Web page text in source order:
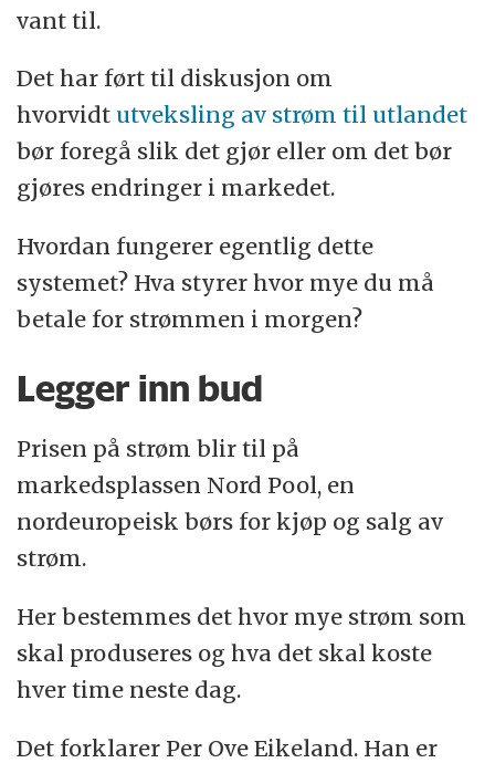
vant til.
Det har ført til diskusjon om
hvorvidt utveksling av strøm til utlandet
bør foregå slik det gjør eller om det bør
gjøres endringer i markedet.
Hvordan fungerer egentlig dette
systemet? Hva styrer hvor mye du må
betale for strømmen i morgen?
Legger inn bud
Prisen på strøm blir til på
markedsplassen Nord Pool, en
nordeuropeisk børs for kjøp og salg av
strøm.
Her bestemmes det hvor mye strøm som
skal produseres og hva det skal koste
hver time neste dag.
Det forklarer Per Ove Eikeland. Han er